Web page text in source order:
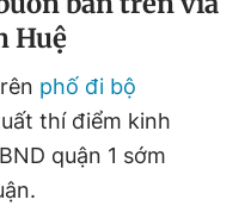
Huệ
phố đi bộ
thí điểm kinh
quận 1 sớm